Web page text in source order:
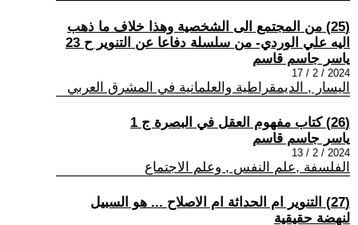
(25) من المجتمع الى الشخصية وهذا خلاف ما ذهب
اليه علي الوردي- من سلسلة دفاعا عن التنوير ح 23
ياسر جاسم قاسم
2024 / 2 / 17
اليسار , الديمقراطية والعلمانية في المشرق العربي
(26) كتاب مفهوم العقل في البصرة ج 1
ياسر جاسم قاسم
2024 / 2 / 13
الفلسفة ,علم النفس , وعلم الاجتماع
(27) التنوير ام الحداثة ام الاصلاح ... هو السبيل
لنهضة حقيقية